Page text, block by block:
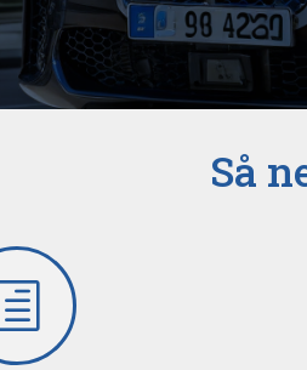
Så
h